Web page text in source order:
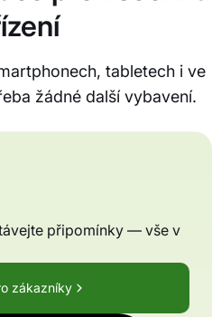
tabletech i ve
žádné další vybavení.
připomínky — vše v
zákazníky